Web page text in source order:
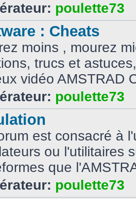
poulette73
: Cheats
moins , mourez
trucs et
vidéo AMSTRAD
poulette73
est consacré à
ou l'utilitaires
que
poulette73